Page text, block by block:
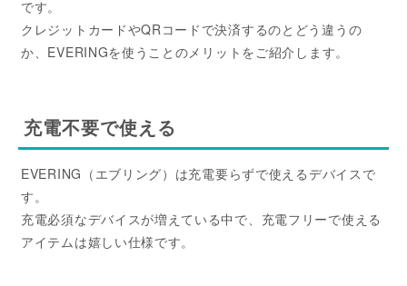
です。
クレジットカードやQRコードで決済するのとどう違うの
か、EVERINGを使うことのメリットをご紹介します。
充電不要で使える
EVERING（エブリング）は充電要らずで使えるデバイスで
す。
充電必須なデバイスが増えている中で、充電フリーで使える
アイテムは嬉しい仕様です。